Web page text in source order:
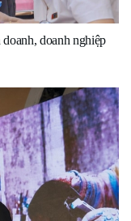
doanh nghiệp